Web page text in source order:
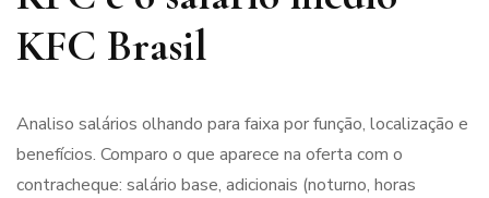
KFC Brasil
Analiso salários olhando para faixa por função, localização e
benefícios. Comparo o que aparece na oferta com o
contracheque: salário base, adicionais (noturno, horas